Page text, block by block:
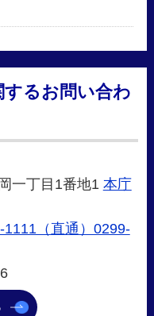
るお問い合わ
一丁目1番地1 本庁
1111（直通）0299-